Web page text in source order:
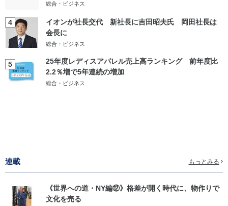
総合・ビジネス
4
イオンが社長交代 新社長に吉田昭夫氏 岡田社長は
会長に
総合・ビジネス
5
25年度レディスアパレル売上高ランキング 前年度比
2.2％増で5年連続の増加
総合・ビジネス
連載 もっとみる
《世界への道・NY編⑫》格差が開く時代に、物作りで
文化を売る